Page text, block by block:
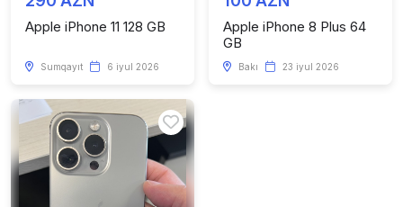
Apple iPhone 11 128 GB
Sumqayıt 6 iyul 2026
Apple iPhone 8 Plus 64
GB
Bakı 23 iyul 2026